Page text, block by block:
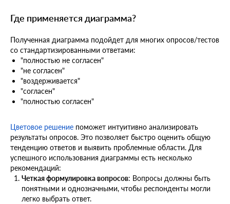
Где применяется диаграмма?
Полученная диаграмма подойдет для многих опросов/тестов
со стандартизированными ответами:
"полностью не согласен"
"не согласен"
"воздерживается"
"согласен"
"полностью согласен"
Цветовое решение поможет интуитивно анализировать
результаты опросов. Это позволяет быстро оценить общую
тенденцию ответов и выявить проблемные области. Для
успешного использования диаграммы есть несколько
рекомендаций:
Четкая формулировка вопросов: Вопросы должны быть
понятными и однозначными, чтобы респонденты могли
легко выбрать ответ.